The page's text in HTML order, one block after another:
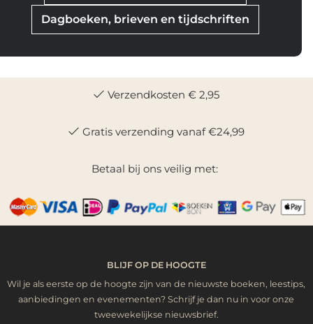
Dagboeken, brieven en tijdschriften
Verzendkosten € 2,95
Gratis verzending vanaf €24,99
Betaal bij ons veilig met:
BLIJF OP DE HOOGTE
Wil je als eerste op de hoogte zijn van de nieuwste boeken, leestips,
aanbiedingen en evenementen? Schrijf je dan nu in voor onze
tweewekelijkse nieuwsbrief.